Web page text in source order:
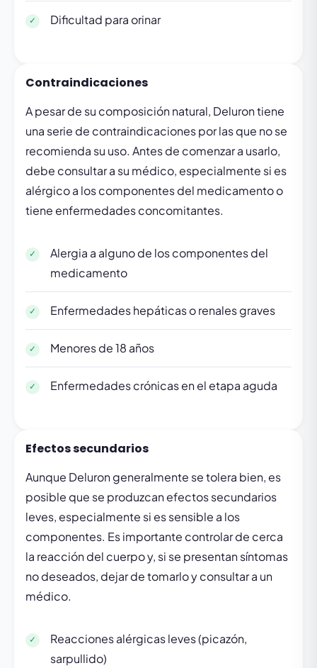
Dificultad para orinar
Contraindicaciones
A pesar de su composición natural, Deluron tiene
una serie de contraindicaciones por las que no se
recomienda su uso. Antes de comenzar a usarlo,
debe consultar a su médico, especialmente si es
alérgico a los componentes del medicamento o
tiene enfermedades concomitantes.
Alergia a alguno de los componentes del
medicamento
Enfermedades hepáticas o renales graves
Menores de 18 años
Enfermedades crónicas en el etapa aguda
Efectos secundarios
Aunque Deluron generalmente se tolera bien, es
posible que se produzcan efectos secundarios
leves, especialmente si es sensible a los
componentes. Es importante controlar de cerca
la reacción del cuerpo y, si se presentan síntomas
no deseados, dejar de tomarlo y consultar a un
médico.
Reacciones alérgicas leves (picazón,
sarpullido)